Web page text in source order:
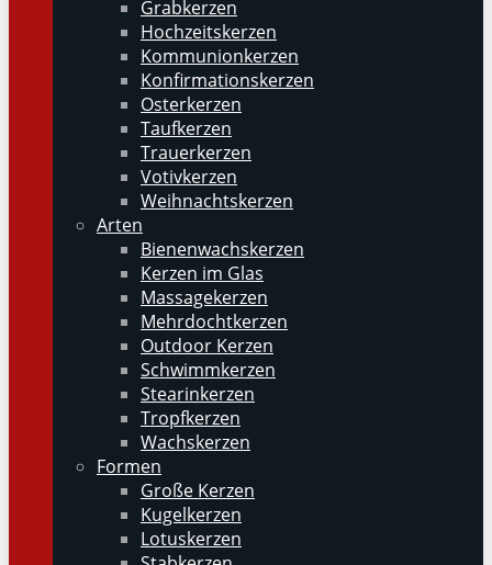
Grabkerzen
Hochzeitskerzen
Kommunionkerzen
Konfirmationskerzen
Osterkerzen
Taufkerzen
Trauerkerzen
Votivkerzen
Weihnachtskerzen
Arten
Bienenwachskerzen
Kerzen im Glas
Massagekerzen
Mehrdochtkerzen
Outdoor Kerzen
Schwimmkerzen
Stearinkerzen
Tropfkerzen
Wachskerzen
Formen
Große Kerzen
Kugelkerzen
Lotuskerzen